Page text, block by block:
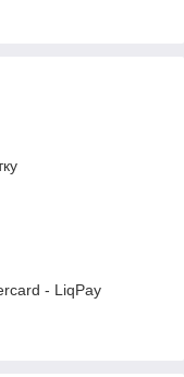
- LiqPay